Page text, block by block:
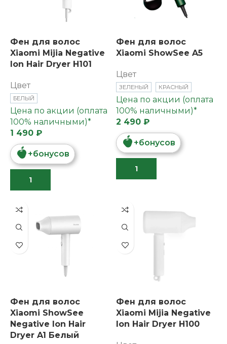
Фен для волос
Xiaomi Mijia Negative
lon Hair Dryer H101
Цвет
БЕЛЫЙ
Цена по акции (оплата
100% наличными)*
1 490 ₽
+бонусов
Фен для волос
Xiaomi ShowSee A5
Цвет
ЗЕЛЕНЫЙ КРАСНЫЙ
Цена по акции (оплата
100% наличными)*
2 490 ₽
+бонусов
Фен для волос
Xiaomi ShowSee
Negative lon Hair
Dryer A1 Белый
Фен для волос
Xiaomi Mijia Negative
lon Hair Dryer H100